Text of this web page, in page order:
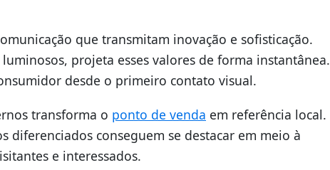
que transmitam inovação e sofisticação.
projeta esses valores de forma instantânea.
desde o primeiro contato visual.
transforma o ponto de venda em referência local.
diferenciados conseguem se destacar em meio à
e interessados.